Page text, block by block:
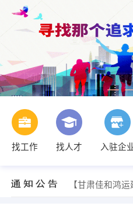
找工作 找人才 入驻企
【甘肃佳和鸿